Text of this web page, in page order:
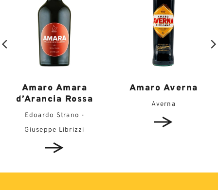
Amaro Amara
d’Arancia Rossa
Edoardo Strano -
Giuseppe Librizzi
Amaro Averna
Averna